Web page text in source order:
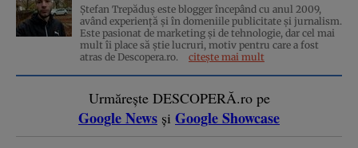
Ștefan Trepăduș este blogger începând cu anul 2009,
având experiență și în domeniile publicitate și jurnalism.
Este pasionat de marketing și de tehnologie, dar cel mai
mult îi place să știe lucruri, motiv pentru care a fost
atras de Descopera.ro.
citește mai mult
Urmărește DESCOPERĂ.ro pe
Google News și Google Showcase